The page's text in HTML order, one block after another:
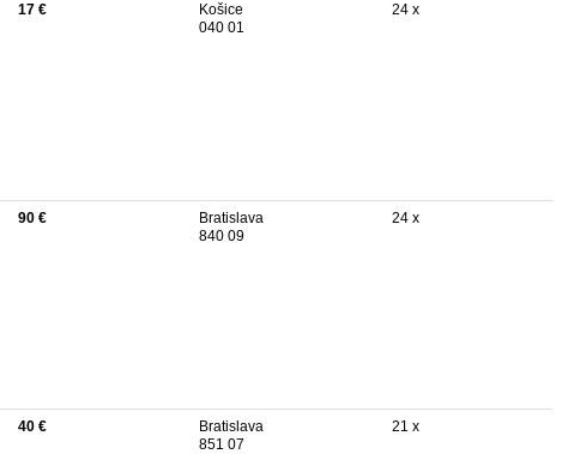
17 €
Košice
040 01
24 x
90 €
Bratislava
840 09
24 x
40 €
Bratislava
851 07
21 x